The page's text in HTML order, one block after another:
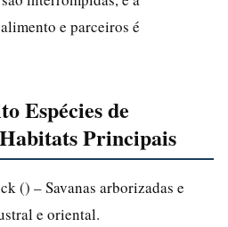
e parceiros é
Espécies de
Principais
() – Savanas arborizadas e
e oriental.